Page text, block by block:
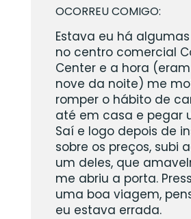
OCORREU COMIGO:
Estava eu há
no centro comercial
Center e a hora
nove da noite) me
romper o hábito de
até em casa e pegar
Saí e logo depois de
sobre os preços, subi
um deles, que
me abriu a porta.
uma boa viagem,
eu estava errada.